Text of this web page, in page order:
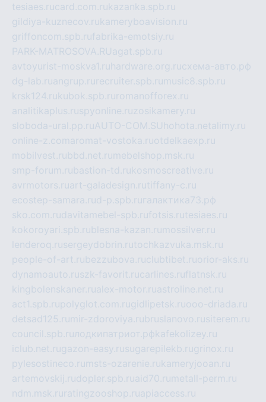
tesiaes.rucard.com.rukazanka.spb.ru
gildiya-kuznecov.rukameryboavision.ru
griffoncom.spb.rufabrika-emotsiy.ru
PARK-MATROSOVA.RUagat.spb.ru
avtoyurist-moskva1.ru hardware.org.ruсхема-авто.рф
dg-lab.ruangrup.ru recruiter.spb.ru music8.spb.ru
krsk124.rukubok.spb.ru romanofforex.ru
analitikaplus.ruspyonline.ruzosikamery.ru
sloboda-ural.pp.ruAUTO-COM.SU hohota.netalimy.ru
online-z.comaromat-vostoka.ruotdelkaexp.ru
mobilvest.rubbd.net.ru mebelshop.msk.ru
smp-forum.rubastion-td.rukosmoscreative.ru
avrmotors.ruart-galadesign.rutiffany-c.ru
ecostep-samara.rud-p.spb.ru галактика73.рф
sko.com.rudavitamebel-spb.rufotsis.rutesiaes.ru
kokoroyari.spb.rublesna-kazan.ru mossilver.ru
lenderoq.rusergeydobrin.rutochkazvuka.msk.ru
people-of-art.rubezzubova.ruclubtibet.ruorior-aks.ru
dynamoauto.ruszk-favorit.rucarlines.ruflatnsk.ru
kingbolenskaner.rualex-motor.ruastroline.net.ru
act1.spb.rupolyglot.com.rugidlipetsk.ruooo-driada.ru
detsad125.ru mir-zdoroviya.rubruslanovo.rusiterem.ru
council.spb.ruлодкипатриот.рфkafekolizey.ru
iclub.net.rugazon-easy.rusugarepilekb.rugrinox.ru
pylesostineco.ru msts-ozarenie.rukameryjooan.ru
artemovskij.rudopler.spb.ruaid70.ru metall-perm.ru
ndm.msk.ru ratingzooshop.ruapiaccess.ru